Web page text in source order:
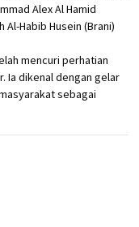
Alex Al Hamid
Al-Habib Husein (Brani)
mencuri perhatian
Ia dikenal dengan gelar
sebagai